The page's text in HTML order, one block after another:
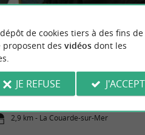
Des planches de surf 100% « Made in
Maritime » : dans les coulisses de
2,9 km - La Couarde-sur-Mer
Sportivede cookies tiers à des fins de
proposent des vidéosdont les
JE REFUSE